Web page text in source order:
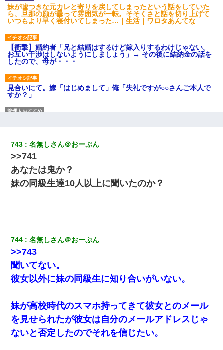
妹が嘘つきな元カレと寄りを戻してしまったという話をしていた
ら、旦那の顔が曇って雰囲気が一転。そそくさと話を切り上げて
いつもより早く寝付いてしまった…｜生活｜ワロタあんてな
【衝撃】婚約者「兄と結婚はするけど嫁入りするわけじゃない。
お互い干渉はしないようにしましょう」→ その後に結納金の話を
したので、母が・・・
見合いにて。嫁「はじめまして」俺「失礼ですが○○さんご本人で
すか？」
小学生の息子が急に様子がおかしくなった。私「理由を聞いても
『わかんない！』って怒鳴り付けてくるし、困っってる」旦那
「話してみるよ」→ 後日・・・
友人とふたりで山口に旅行した時の事。レンタカーを借りて山の
中の道を走っていたら、突然ガガッ！って音がして…
ら下着が入った引き出しの奥にとんでもないモノを見つけた
【不幸な結婚式】新郎親族「ブスのくせにドレスなんか着ちゃっ
てさ～ほんと恥ずかしいわよね～（大声」新郎両親「！！！（土
743 名無しさん＠おーぷん
>>741
あなたは鬼か？
妹の同級生達10人以上に聞いたのか？
744 名無しさん＠おーぷん
>>743
聞いてない。
彼女以外に妹の同級生に知り合いがいない。
妹が高校時代のスマホ持ってきて彼女とのメール
を見せられたが彼女は自分のメールアドレスじゃ
ないと否定したのでそれを信じたい。